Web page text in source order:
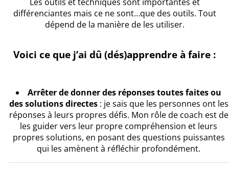
Les outils et techniques sont importantes et
différenciantes mais ce ne sont…que des outils. Tout
dépend de la manière de les utiliser.
Voici ce que j’ai dû (dés)apprendre à faire :
Arrêter de donner des réponses toutes faites ou
des solutions directes: je sais que les personnes ont les
réponses à leurs propres défis. Mon rôle de coach est de
les guider vers leur propre compréhension et leurs
propres solutions, en posant des questions puissantes
qui les amènent à réfléchir profondément.